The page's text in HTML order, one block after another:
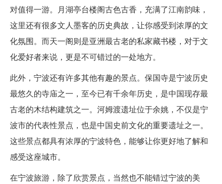
对值得一游。月湖亭台楼阁古色古香，充满了江南韵味，
这里还有很多文人墨客的历史典故，让你感受到浓厚的文
化氛围。而天一阁则是亚洲最古老的私家藏书楼，对于文
化爱好者来说，更是不可错过的一处地方。
此外，宁波还有许多其他有趣的景点。保国寺是宁波历史
最悠久的寺庙之一，至今已有千余年历史，是中国现存最
古老的木结构建筑之一。河姆渡遗址位于余姚，不仅是宁
波市的代表性景点，也是中国史前文化的重要遗址之一。
这些景点都具有浓厚的宁波特色，能够让你更好地了解和
感受这座城市。
在宁波旅游，除了欣赏景点，当然也不能错过宁波的美